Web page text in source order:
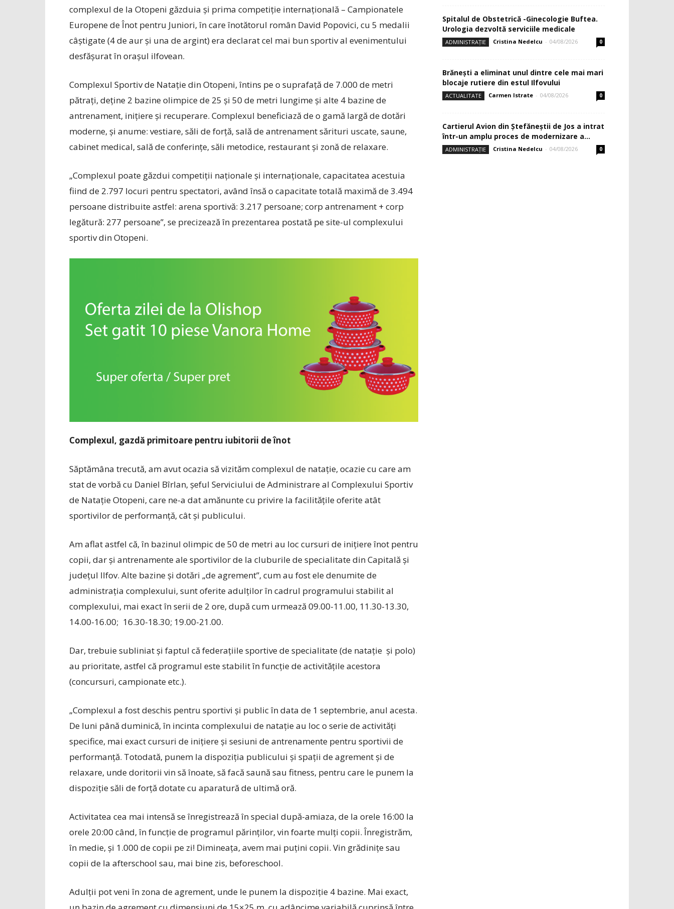
complexul de la Otopeni găzduia și prima competiție internațională – Campionatele
Europene de Înot pentru Juniori, în care înotătorul român David Popovici, cu 5 medalii
câștigate (4 de aur și una de argint) era declarat cel mai bun sportiv al evenimentului
desfășurat în orașul ilfovean.
Complexul Sportiv de Natație din Otopeni, întins pe o suprafață de 7.000 de metri
pătrați, deține 2 bazine olimpice de 25 și 50 de metri lungime și alte 4 bazine de
antrenament, inițiere și recuperare. Complexul beneficiază de o gamă largă de dotări
moderne, și anume: vestiare, săli de forță, sală de antrenament sărituri uscate, saune,
cabinet medical, sală de conferințe, săli metodice, restaurant și zonă de relaxare.
„Complexul poate găzdui competiții națio­nale și internaționale, capacitatea acestuia
fiind de 2.797 locuri pentru spectatori, având însă o capacitate totală maximă de 3.494
persoane distribuite astfel: arena sportivă: 3.217 persoane; corp antrenament + corp
legătură: 277 persoane”, se precizează în prezentarea postată pe site-ul complexului
sportiv din Otopeni.
Complexul, gazdă primitoare pentru iubitorii de înot
Săptămâna trecută, am avut ocazia să vizităm complexul de natație, ocazie cu care am
stat de vorbă cu Daniel Bîrlan, șeful Serviciului de Administrare al Complexului Sportiv
de Natație Otopeni, care ne-a dat amănunte cu privire la facilitățile oferite atât
sportivilor de performanță, cât și publicului.
Am aflat astfel că, în bazinul olimpic de 50 de metri au loc cursuri de inițiere înot pentru
copii, dar și antrenamente ale sportivilor de la cluburile de specialitate din Capitală și
județul Ilfov. Alte bazine și dotări „de agrement”, cum au fost ele denumite de
administrația complexului, sunt oferite adulților în cadrul programului stabilit al
complexului, mai exact în serii de 2 ore, după cum urmează 09.00-11.00, 11.30-13.30,
14.00-16.00; 16.30-18.30; 19.00-21.00.
Dar, trebuie subliniat și faptul că federațiile sportive de specialitate (de natație și polo)
au prioritate, astfel că programul este stabilit în funcție de activitățile acestora
(concursuri, campionate etc.).
„Complexul a fost deschis pentru sportivi și public în data de 1 septembrie, anul acesta.
De luni până duminică, în incinta complexului de natație au loc o serie de activități
specifice, mai exact cursuri de inițiere și sesiuni de antrenamente pentru sportivii de
performanță. Totodată, punem la dis­poziția publicului și spații de agrement și de
relaxare, unde doritorii vin să înoate, să facă saună sau fitness, pentru care le punem la
dispoziție săli de forță dotate cu aparatură de ultimă oră.
Activitatea cea mai intensă se înregistrează în special după-amiaza, de la orele 16:00 la
orele 20:00 când, în funcție de programul părinților, vin foarte mulți copii. Înregistrăm,
în medie, și 1.000 de copii pe zi! Dimineața, avem mai puțini copii. Vin grădinițe sau
copii de la afterschool sau, mai bine zis, beforeschool.
Adulții pot veni în zona de agrement, unde le punem la dispoziție 4 bazine. Mai exact,
Spitalul de Obstetrică -Ginecologie Buftea.
Urologia dezvoltă serviciile medicale
ADMINISTRAȚIE Cristina Nedelcu - 04/08/2026 0
Brănești a eliminat unul dintre cele mai mari
blocaje rutiere din estul Ilfovului
ACTUALITATE Carmen Istrate - 04/08/2026 0
Cartierul Avion din Ştefăneştii de Jos a intrat
într-un amplu proces de modernizare a...
ADMINISTRAȚIE Cristina Nedelcu - 04/08/2026 0